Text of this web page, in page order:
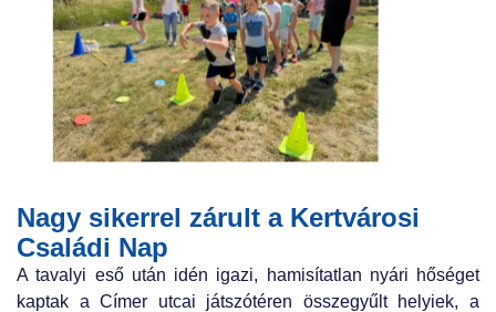
Nagy sikerrel zárult a Kertvárosi
Családi Nap
A tavalyi eső után idén igazi, hamisítatlan nyári hőséget
kaptak a Címer utcai játszótéren összegyűlt helyiek, a